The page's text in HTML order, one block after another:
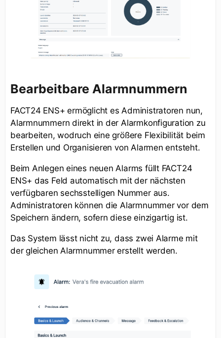
Bearbeitbare Alarmnummern
FACT24 ENS+ ermöglicht es Administratoren nun,
Alarmnummern direkt in der Alarmkonfiguration zu
bearbeiten, wodruch eine größere Flexibilität beim
Erstellen und Organisieren von Alarmen entsteht.
Beim Anlegen eines neuen Alarms füllt FACT24
ENS+ das Feld automatisch mit der nächsten
verfügbaren sechsstelligen Nummer aus.
Administratoren können die Alarmnummer vor dem
Speichern ändern, sofern diese einzigartig ist.
Das System lässt nicht zu, dass zwei Alarme mit
der gleichen Alarmnummer erstellt werden.